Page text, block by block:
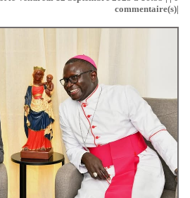
commentaire(s)|